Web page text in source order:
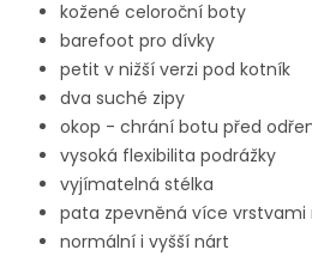
kožené celoroční boty
barefoot pro dívky
petit v nižší verzi pod kotník
dva suché zipy
okop - chrání botu před
vysoká flexibilita podrážky
vyjímatelná stélka
pata zpevněná více vrstvami
normální i vyšší nárt